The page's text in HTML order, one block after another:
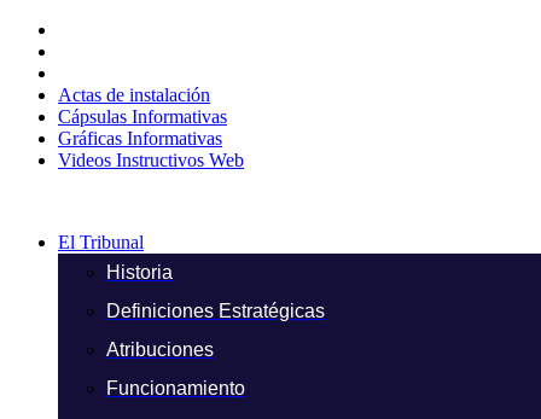
contenido
Actas de instalación
Cápsulas Informativas
Gráficas Informativas
Videos Instructivos Web
El Tribunal
Historia
Definiciones Estratégicas
Atribuciones
Funcionamiento